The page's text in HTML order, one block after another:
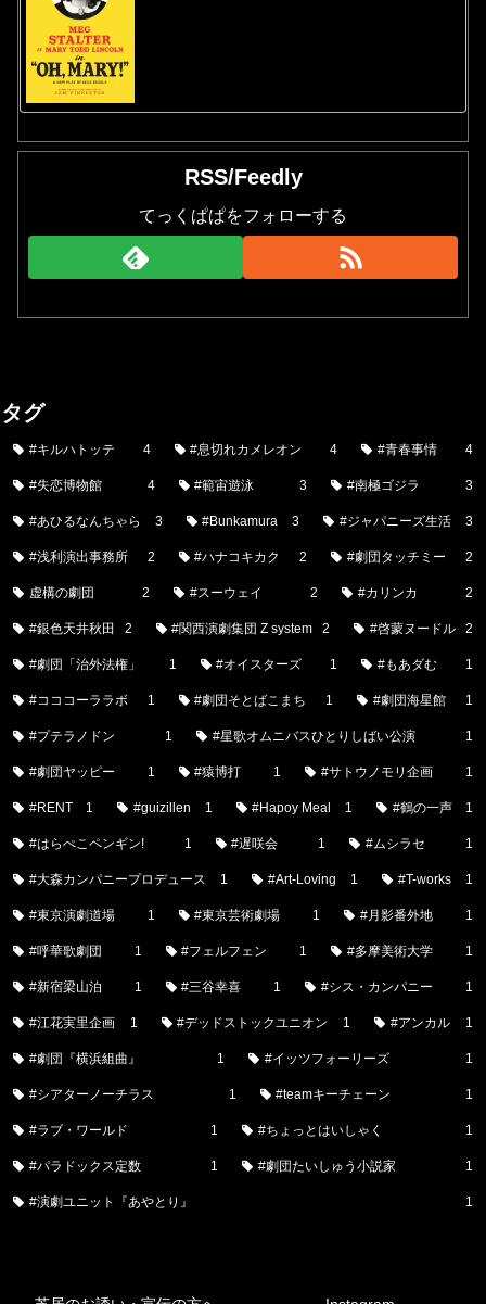
RSS/Feedly
てっくぱぱをフォローする
タグ
#キルハトッテ 4 #息切れカメレオン 4 #青春事情 4
#失恋博物館 4 #範宙遊泳 3 #南極ゴジラ 3
#あひるなんちゃら 3 #Bunkamura 3 #ジャパニーズ生活 3
#浅利演出事務所 2 #ハナコキカク 2 #劇団タッチミー 2
虚構の劇団 2 #スーウェイ 2 #カリンカ 2
#銀色天井秋田 2 #関西演劇集団 Z system 2 #啓蒙ヌードル 2
#劇団「治外法権」 1 #オイスターズ 1 #もあダむ 1
#コココーララボ 1 #劇団そとばこまち 1 #劇団海星館 1
#プテラノドン 1 #星歌オムニバスひとりしばい公演 1
#劇団ヤッピー 1 #猿博打 1 #サトウノモリ企画 1
#RENT 1 #guizillen 1 #Hapoy Meal 1 #鶴の一声 1
#はらぺこペンギン! 1 #遅咲会 1 #ムシラセ 1
#大森カンパニープロデュース 1 #Art-Loving 1 #T-works 1
#東京演劇道場 1 #東京芸術劇場 1 #月影番外地 1
#呼華歌劇団 1 #フェルフェン 1 #多摩美術大学 1
#新宿梁山泊 1 #三谷幸喜 1 #シス・カンパニー 1
#江花実里企画 1 #デッドストックユニオン 1 #アンカル 1
#劇団『横浜組曲』 1 #イッツフォーリーズ 1
#シアターノーチラス 1 #teamキーチェーン 1
#ラブ・ワールド 1 #ちょっとはいしゃく 1
#パラドックス定数 1 #劇団たいしゅう小説家 1
#演劇ユニット『あやとり』 1